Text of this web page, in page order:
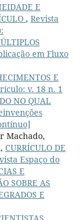
E
, Revista
em Fluxo
E
v. 18 n. 1
NO QUAL
Machado,
CURRÍCULO DE
Espaço do
E
SOBRE AS
E